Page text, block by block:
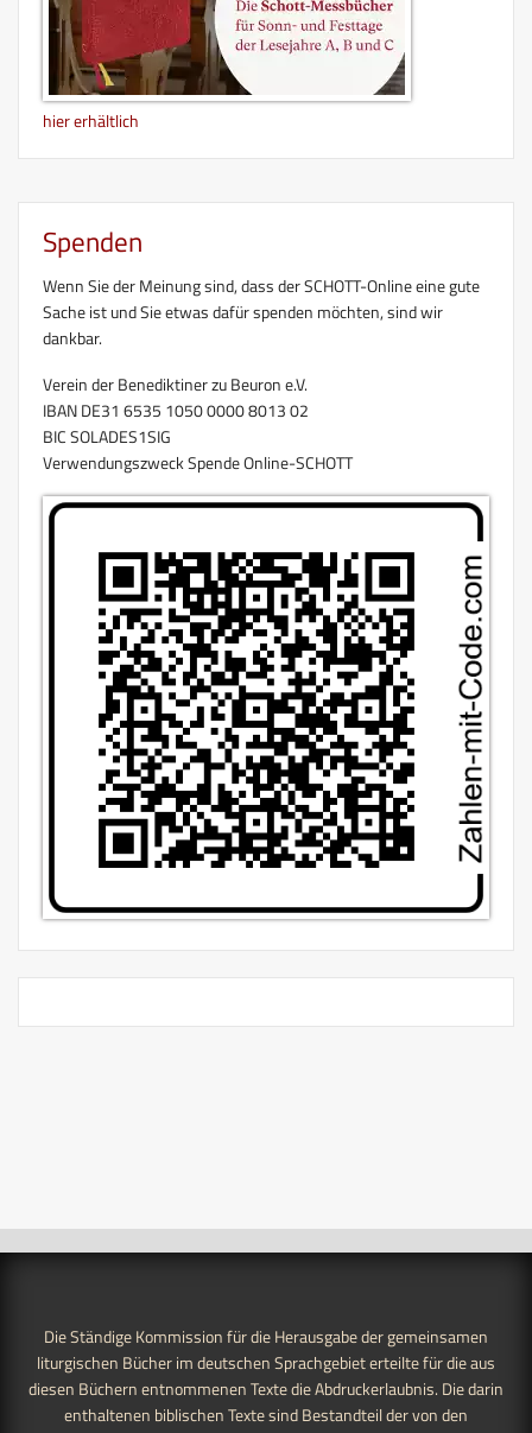
hier erhältlich
Spenden
Wenn Sie der Meinung sind, dass der SCHOTT-Online eine gute
Sache ist und Sie etwas dafür spenden möchten, sind wir
dankbar.
Verein der Benediktiner zu Beuron e.V.
IBAN DE31 6535 1050 0000 8013 02
BIC SOLADES1SIG
Verwendungszweck Spende Online-SCHOTT
Die Ständige Kommission für die Herausgabe der gemeinsamen
liturgischen Bücher im deutschen Sprachgebiet erteilte für die aus
diesen Büchern entnommenen Texte die Abdruckerlaubnis. Die darin
enthaltenen biblischen Texte sind Bestandteil der von den